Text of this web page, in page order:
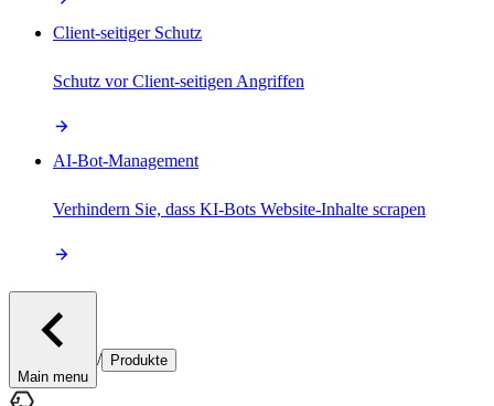
Client-seitiger Schutz
Schutz vor Client-seitigen Angriffen
AI-Bot-Management
Verhindern Sie, dass KI-Bots Website-Inhalte scrapen
Main menu
/ Produkte